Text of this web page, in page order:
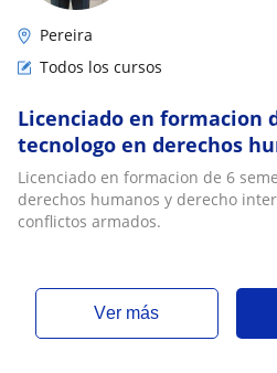
Pereira
Todos los cursos
Licenciado en formacion
tecnologo en derechos
internacional
armados
Licenciado en formacion de 6
derechos humanos y derecho
conflictos armados.
ver más